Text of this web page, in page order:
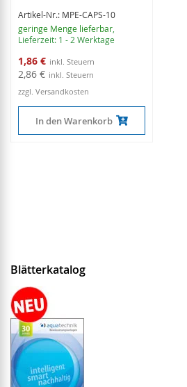
Artikel-Nr.: MPE-CAPS-10
geringe Menge lieferbar
Lieferzeit: 1 - 2 Werktage
Sonderangebot
1,86 €
2,86 €
zzgl. Versandkosten
In den Warenkorb
Blätterkatalog